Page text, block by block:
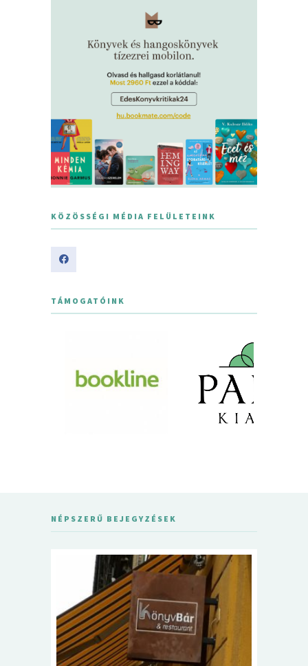
KÖZÖSSÉGI MÉDIA FELÜLETEINK
TÁMOGATÓINK
NÉPSZERŰ BEJEGYZÉSEK